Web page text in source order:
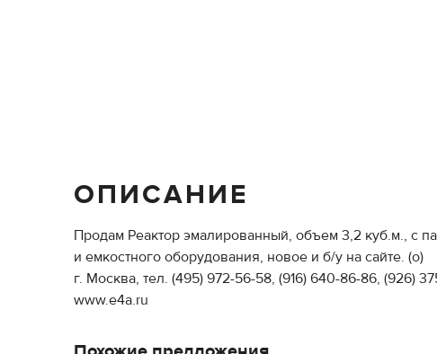
ОПИСАНИЕ
Продам Реактор эмалированный, объем 3,2 куб.м., с
и емкостного оборудования, новое и б/у на сайте. (о)
г. Москва, тел. (495) 972-56-58, (916) 640-86-86, (926)
www.e4a.ru